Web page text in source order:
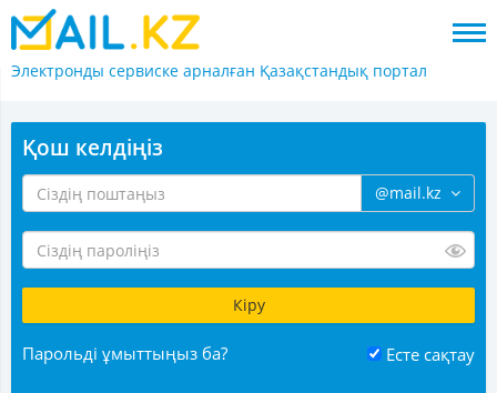
Электронды сервиске арналған Қазақстандық портал
Қош келдіңіз
@mail.kz
Парольді ұмыттыңыз ба? Есте сақтау